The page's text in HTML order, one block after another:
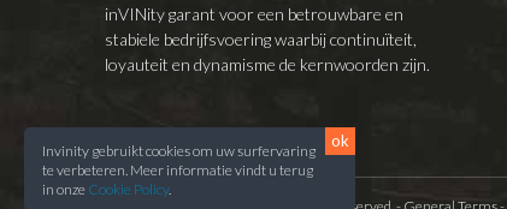
Invinity gebruikt cookies om uw surfervaring
te verbeteren. Meer informatie vindt u terug
in onze Cookie Policy.
ok
inVINity garant voor een betrouwbare en
stabiele bedrijfsvoering waarbij continuïteit,
loyauteit en dynamisme de kernwoorden zijn.